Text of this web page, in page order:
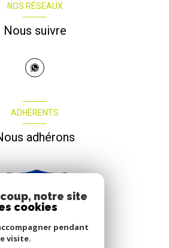
NOS RÉSEAUX
Nous suivre
ADHÉRENTS
adhérons
notre site
cookies
pendant
visite.